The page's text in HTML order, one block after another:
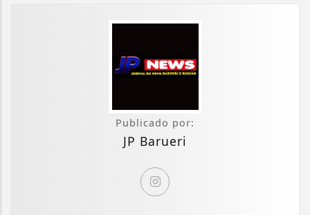
Publicado por:
JP Barueri